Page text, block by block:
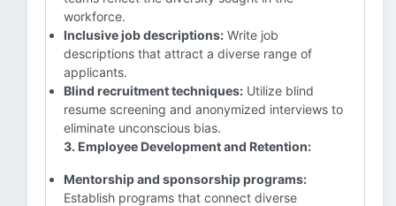
workforce.
Inclusive job descriptions: Write job
descriptions that attract a diverse range of
applicants.
Blind recruitment techniques: Utilize blind
resume screening and anonymized interviews to
eliminate unconscious bias.
3. Employee Development and Retention:
Mentorship and sponsorship programs:
Establish programs that connect diverse